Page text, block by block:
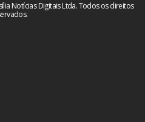
sua vez, previa a
Notícias Digitais Ltda. Todos os direitos